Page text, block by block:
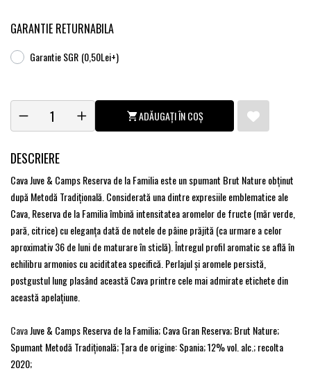
GARANTIE RETURNABILA
Garantie SGR (0,50Lei+)
ADĂUGAȚI ÎN COȘ
DESCRIERE
Cava Juve & Camps Reserva de la Familia este un spumant Brut Nature obţinut
după Metodă Tradițională. Considerată una dintre expresiile emblematice ale
Cava, Reserva de la Familia îmbină intensitatea aromelor de fructe (măr verde,
pară, citrice) cu eleganța dată de notele de pâine prăjită (ca urmare a celor
aproximativ 36 de luni de maturare în sticlă). Întregul profil aromatic se află în
echilibru armonios cu aciditatea specifică. Perlajul și aromele persistă,
postgustul lung plasând această Cava printre cele mai admirate etichete din
această apelațiune.
CavaJuve & Camps Reserva de la Familia; Cava Gran Reserva; Brut Nature;
Spumant Metodă Tradițională; Țara de origine: Spania; 12% vol. alc.; recolta
2020;